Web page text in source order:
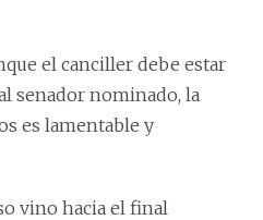
el canciller debe estar
senador nominado, la
es lamentable y
vino hacia el final